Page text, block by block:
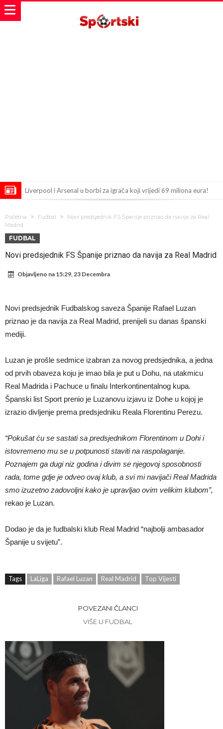
Liverpool i Arsenal u borbi za igrača koji vrijedi 69 miliona eura!
Suđenje o smrti Maradone: Noge su mu bile natečene, nije se htio
oprati
Ko je uvjerio Rodrija da izabere Barcelonu?
Ulazim na stadion da raznesem Mesija sa četiri bombe
Manchester City pronašao idealnu zamjenu za Rodrija
Samo dva fudbalska velikana uspjela su ostvariti “nemoguće”! Jedan
Atletico prati situaciju.
Početna Fudbal
Novi predsjednik FS Španije priznao da navija za Real
Madrid
FUDBAL
Novi predsjednik FS Španije priznao da navija za Real Madrid
Objavljeno na 15:29, 23 Decembra
Novi predsjednik Fudbalskog saveza Španije Rafael Luzan
priznao je da navija za Real Madrid, prenijeli su danas španski
mediji.
Luzan je prošle sedmice izabran za novog predsjednika, a jedna
od prvih obaveza koju je imao bila je put u Dohu, na utakmicu
Real Madrida i Pachuce u finalu Interkontinentalnog kupa.
Španski list Sport prenio je Luzanovu izjavu iz Dohe u kojoj je
izrazio divljenje prema predsjedniku Reala Florentinu Perezu.
“Pokušat ću se sastati sa predsjednikom Florentinom u Dohi i
istovremeno mu se u potpunosti staviti na raspolaganje.
Poznajem ga dugi niz godina i divim se njegovoj sposobnosti
rada, tome gdje je odveo ovaj klub, a svi mi navijači Real Madrida
smo izuzetno zadovoljni kako je upravljao ovim velikim klubom”,
rekao je Luzan.
Dodao je da je fudbalski klub Real Madrid “najbolji ambasador
Španije u svijetu”.
Tags LaLiga Rafael Luzan Real Madrid Top Vijesti
POVEZANI ČLANCI
VIŠE U FUDBAL